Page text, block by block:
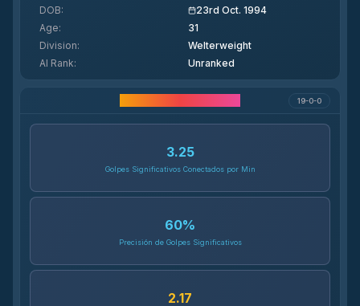
DOB:
23rd Oct. 1994
Age:
31
Division:
Welterweight
AI Rank: Unranked
19-0-0
3.25
Golpes Significativos Conectados por Min
60%
Precisión de Golpes Significativos
2.17